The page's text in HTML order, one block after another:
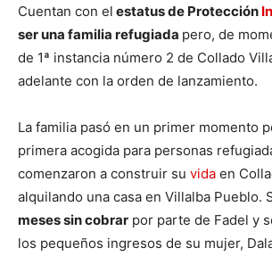
Cuentan con el estatus de Protección
ser una familia refugiada pero, de
de 1ª instancia número 2 de Collado
adelante con la orden de lanzamiento.
La familia pasó en un primer momento
primera acogida para personas
comenzaron a construir su vida en
alquilando una casa en Villalba Pueblo.
meses sin cobrar por parte de Fadel y
los pequeños ingresos de su mujer,